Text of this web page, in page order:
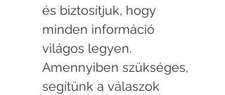
és biztosítjuk, hogy
minden információ
világos legyen.
Amennyiben szükséges,
segítünk a válaszok